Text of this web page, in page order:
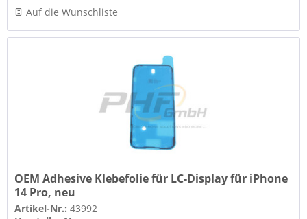
Auf die Wunschliste
OEM Adhesive Klebefolie für LC-Display für iPhone
14 Pro, neu
Artikel-Nr.:43992